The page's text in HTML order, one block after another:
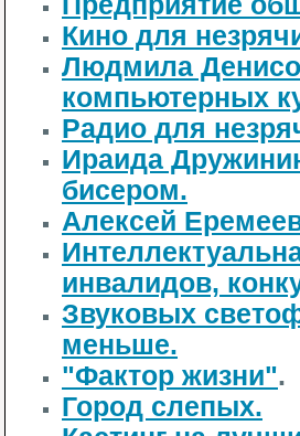
Кино для
Людмила
компьютерных
Радио для
Ираида
бисером.
Алексей
инвалидов,
Звуковых
меньше.
"Фактор жизни".
Город слепых.